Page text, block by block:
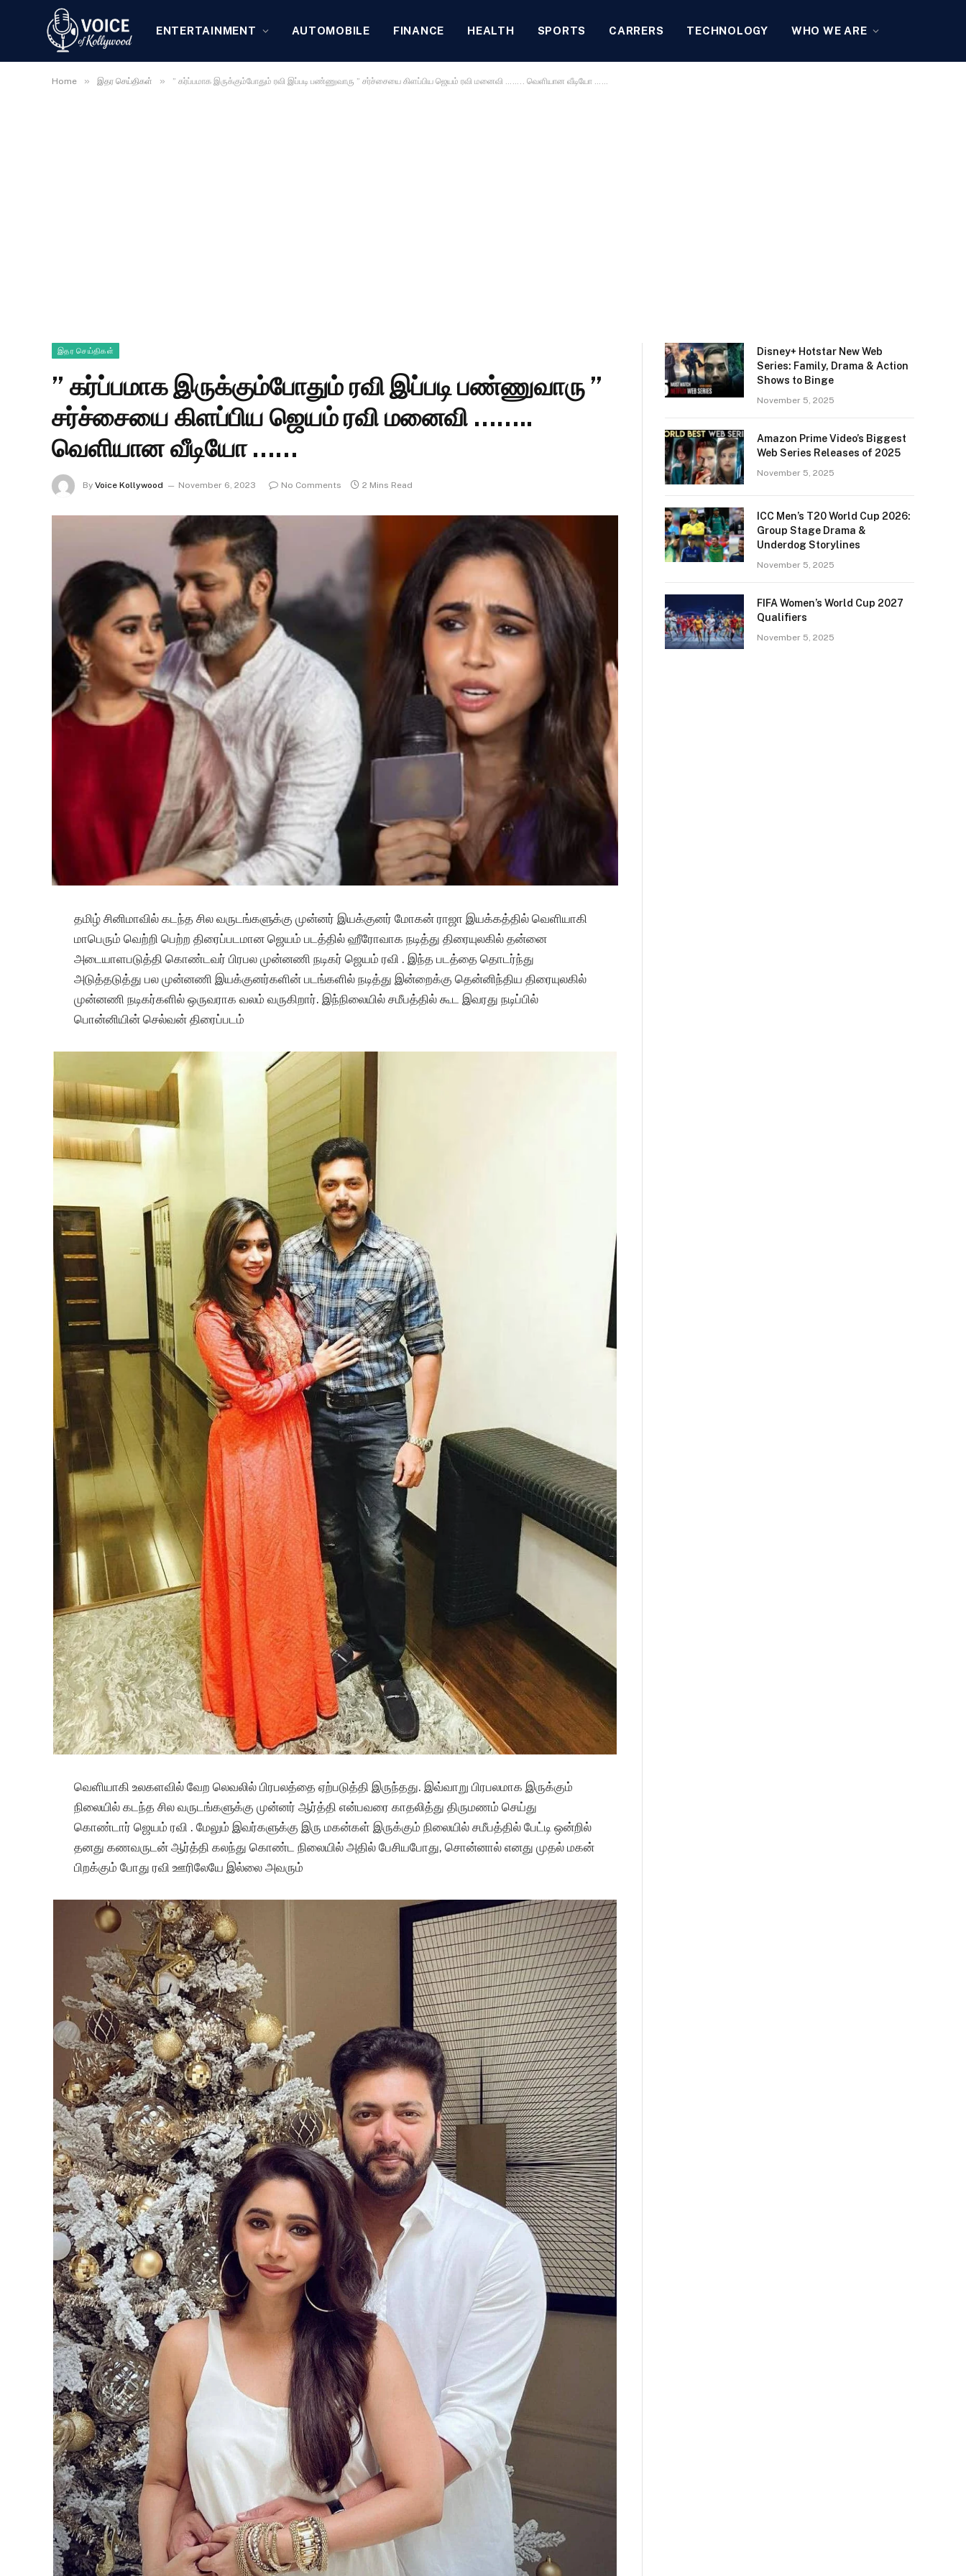
ENTERTAINMENT AUTOMOBILE FINANCE HEALTH SPORTS CARRERS TECHNOLOGY WHO WE ARE
Home » இதர செய்திகள் » ” கர்ப்பமாக இருக்கும்போதும் ரவி இப்படி பண்ணுவாரு ” சர்ச்சையை கிளப்பிய ஜெயம் ரவி மனைவி …….. வெளியான வீடியோ ……
இதர செய்திகள்
” கர்ப்பமாக இருக்கும்போதும் ரவி இப்படி பண்ணுவாரு ”
சர்ச்சையை கிளப்பிய ஜெயம் ரவி மனைவி ……..
வெளியான வீடியோ ……
By Voice Kollywood November 6, 2023 No Comments 2 Mins Read
தமிழ் சினிமாவில் கடந்த சில வருடங்களுக்கு முன்னர் இயக்குனர் மோகன் ராஜா இயக்கத்தில் வெளியாகி
மாபெரும் வெற்றி பெற்ற திரைப்படமான ஜெயம் படத்தில் ஹீரோவாக நடித்து திரையுலகில் தன்னை
அடையாளபடுத்தி கொண்டவர் பிரபல முன்னணி நடிகர் ஜெயம் ரவி . இந்த படத்தை தொடர்ந்து
அடுத்தடுத்து பல முன்னணி இயக்குனர்களின் படங்களில் நடித்து இன்றைக்கு தென்னிந்திய திரையுலகில்
முன்னணி நடிகர்களில் ஒருவராக வலம் வருகிறார். இந்நிலையில் சமீபத்தில் கூட இவரது நடிப்பில்
பொன்னியின் செல்வன் திரைப்படம்
வெளியாகி உலகளவில் வேற லெவலில் பிரபலத்தை ஏற்படுத்தி இருந்தது. இவ்வாறு பிரபலமாக இருக்கும்
நிலையில் கடந்த சில வருடங்களுக்கு முன்னர் ஆர்த்தி என்பவரை காதலித்து திருமணம் செய்து
கொண்டார் ஜெயம் ரவி . மேலும் இவர்களுக்கு இரு மகன்கள் இருக்கும் நிலையில் சமீபத்தில் பேட்டி ஒன்றில்
தனது கணவருடன் ஆர்த்தி கலந்து கொண்ட நிலையில் அதில் பேசியபோது, சொன்னால் எனது முதல் மகன்
பிறக்கும் போது ரவி ஊரிலேயே இல்லை அவரும்
Disney+ Hotstar New Web
Series: Family, Drama & Action
Shows to Binge
November 5, 2025
Amazon Prime Video’s Biggest
Web Series Releases of 2025
November 5, 2025
ICC Men’s T20 World Cup 2026:
Group Stage Drama &
Underdog Storylines
November 5, 2025
FIFA Women’s World Cup 2027
Qualifiers
November 5, 2025